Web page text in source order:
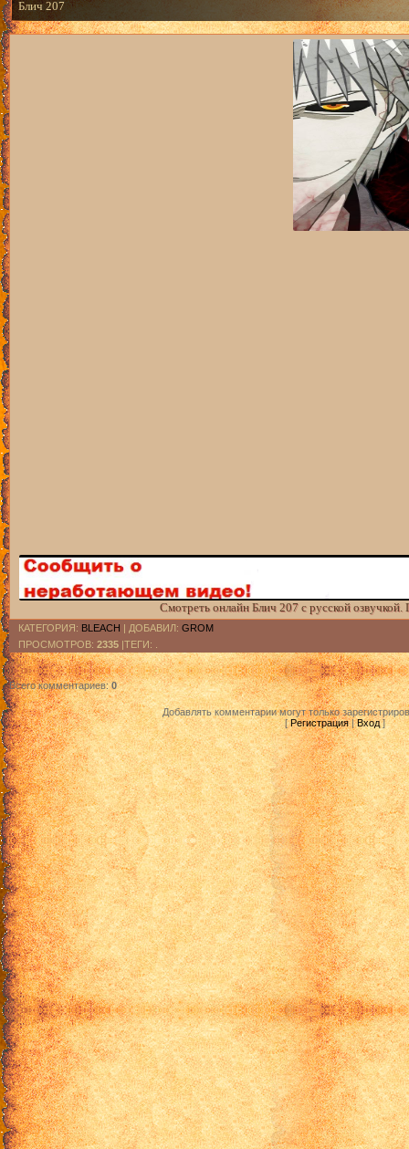
Блич 207
Смотреть онлайн Блич 207 с русской
КАТЕГОРИЯ: BLEACH | ДОБАВИЛ: GROM
ПРОСМОТРОВ: 2335 |ТЕГИ: .
Всего комментариев:0
Добавлять комментарии могут только
[Регистрация|Вход]